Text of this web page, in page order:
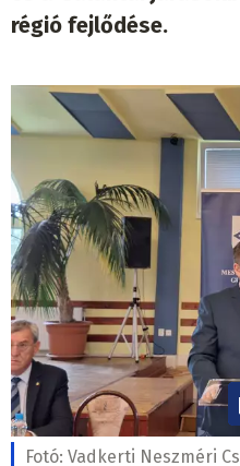
régió fejlődése.
Fotó: Vadkerti Neszméri